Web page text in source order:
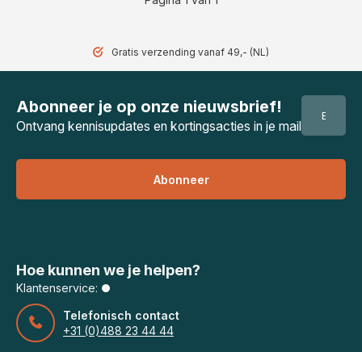
Gratis verzending vanaf 49,- (NL)
Abonneer je op onze nieuwsbrief!
Ontvang kennisupdates en kortingsacties in je mail
Abonneer
Hoe kunnen we je helpen?
Klantenservice:
Telefonisch contact
+31 (0)488 23 44 44